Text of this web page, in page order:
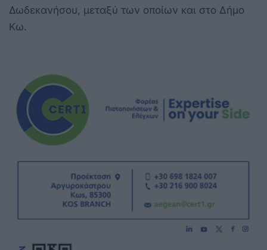
Δωδεκανήσου, μεταξύ των οποίων και στο Δήμο
Κω.